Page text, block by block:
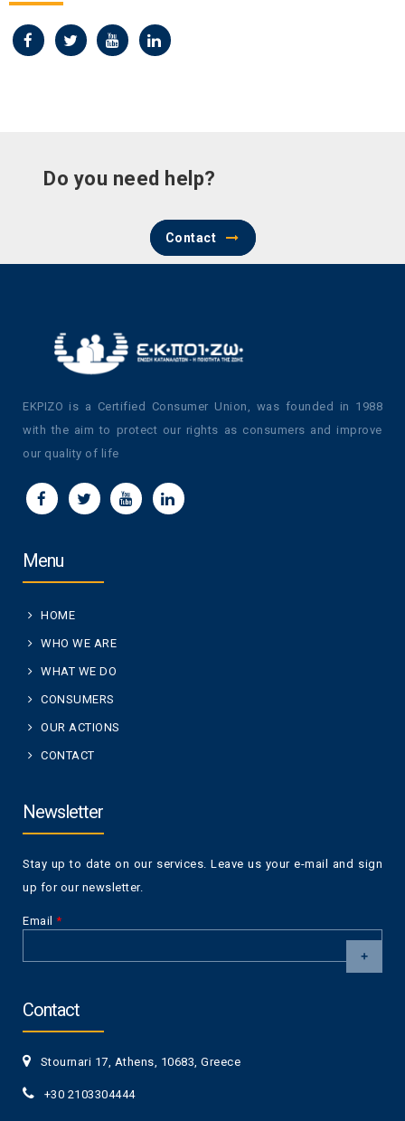
Do you need help?
Contact
EKPIZO is a Certified Consumer Union, was founded in 1988
with the aim to protect our rights as consumers and improve
our quality of life
Menu
HOME
WHO WE ARE
WHAT WE DO
CONSUMERS
OUR ACTIONS
CONTACT
Newsletter
Stay up to date on our services. Leave us your e-mail and sign
up for our newsletter.
Email *
question is
for testing
not you are a
and to
Contact
Stournari 17, Athens, 10683, Greece
+30 2103304444